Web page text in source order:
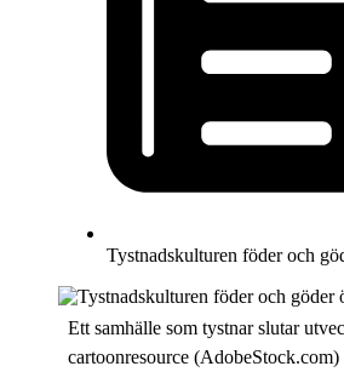
Tystnadskulturen föder och
Ett samhälle som tystnar slutar
cartoonresource (AdobeStock.com)